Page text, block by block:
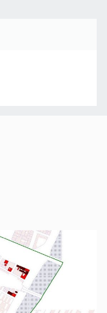
de-chaussée,
trois typologies
entrée se situe
logis (11 quai
fig. 61) ; la loge
22). Certaines